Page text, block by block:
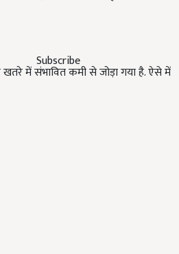
Subscribe
में संभावित कमी से जोड़ा गया है. ऐसे में